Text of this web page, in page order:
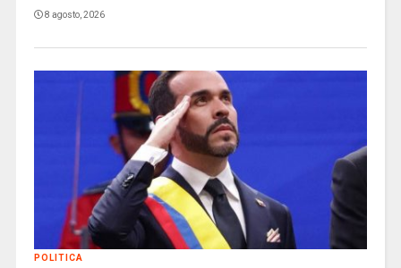
8 agosto, 2026
POLITICA